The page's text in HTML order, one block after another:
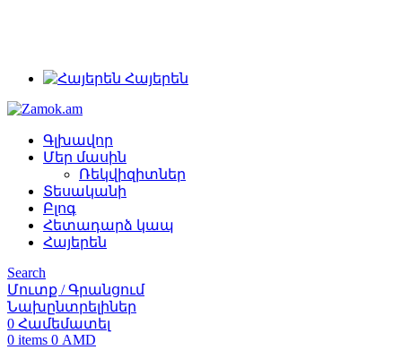
Հայերեն
Գլխավոր
Մեր մասին
Ռեկվիզիտներ
Տեսականի
Բլոգ
Հետադարձ կապ
Հայերեն
Search
Մուտք / Գրանցում
Նախընտրելիներ
0 Համեմատել
0 items 0 AMD